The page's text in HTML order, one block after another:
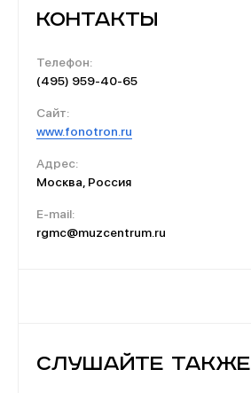
Контакты
Телефон:
(495) 959-40-65
Сайт:
www.fonotron.ru
Адрес:
Москва, Россия
E-mail:
rgmc@muzcentrum.ru
Слушайте также